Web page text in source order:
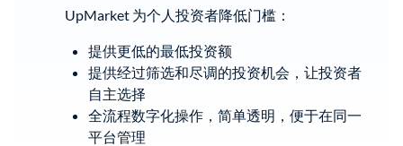
UpMarket 为个人投资者降低门槛：
提供更低的最低投资额
提供经过筛选和尽调的投资机会，让投资者
自主选择
全流程数字化操作，简单透明，便于在同一
平台管理